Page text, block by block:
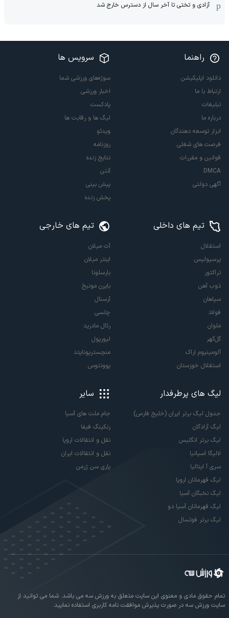
آزادی و تختی تا آخر سال از دسترس خارج شد
راهنما
دانلود اپلیکیشن
ارتباط با ما
تبلیغات
درباره ما
ابزار توسعه دهندگان
فرصت های شغلی
قوانین و مقررات
DMCA
آگهی دولتی
سرویس ها
سوژه‌های ورزشی شما
اخبار ورزشی
پادکست
لیگ ها و رقابت ها
ویدئو
روزنامه
نتایج زنده
آنتن
پیش بینی
پخش زنده
تیم های داخلی
استقلال
پرسپولیس
تراکتور
ذوب آهن
سپاهان
فولاد
ملوان
گل‌گهر
آلومینیوم اراک
استقلال خوزستان
تیم های خارجی
آث میلان
اینتر میلان
بارسلونا
بایرن مونیخ
آرسنال
چلسی
رئال مادرید
لیورپول
منچستریونایتد
یوونتوس
لیگ های پرطرفدار
جدول لیگ برتر ایران (خلیج فارس)
لیگ آزادگان
لیگ برتر انگلیس
لالیگا اسپانیا
سری آ ایتالیا
لیگ قهرمانان اروپا
لیگ نخبگان آسیا
لیگ قهرمانان آسیا دو
لیگ برتر فوتسال
سایر
جام ملت های آسیا
رنکینگ فیفا
نقل و انتقالات اروپا
نقل و انتقالات ایران
پاری سن ژرمن
تمام حقوق مادی و معنوی این سایت متعلق به ورزش سه می باشد. شما می توانید از
سایت ورزش سه در صورت پذیرش موافقت نامه کاربری استفاده نمایید.